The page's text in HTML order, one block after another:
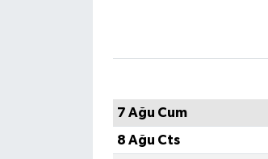
7 Ağu Cum
8 Ağu Cts